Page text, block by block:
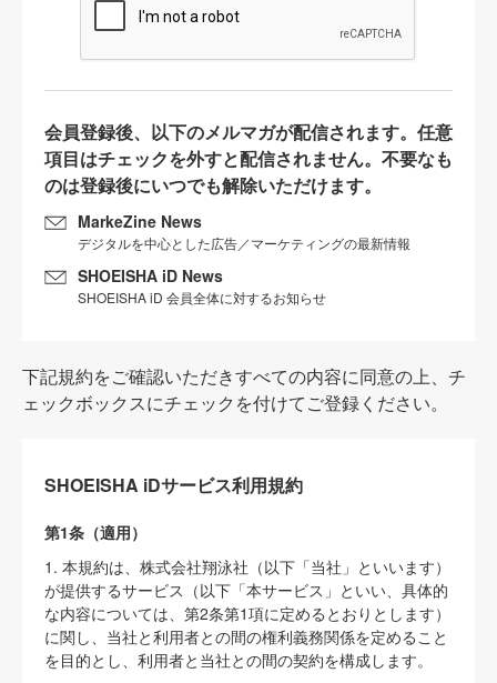
会員登録後、以下のメルマガが配信されます。任意
項目はチェックを外すと配信されません。不要なも
のは登録後にいつでも解除いただけます。
MarkeZine News
デジタルを中心とした広告／マーケティングの最新情報
SHOEISHA iD News
SHOEISHA iD 会員全体に対するお知らせ
下記規約をご確認いただきすべての内容に同意の上、チ
ェックボックスにチェックを付けてご登録ください。
SHOEISHA iDサービス利用規約
第1条（適用）
1. 本規約は、株式会社翔泳社（以下「当社」といいます）
が提供するサービス（以下「本サービス」といい、具体的
な内容については、第2条第1項に定めるとおりとします）
に関し、当社と利用者との間の権利義務関係を定めること
を目的とし、利用者と当社との間の契約を構成します。